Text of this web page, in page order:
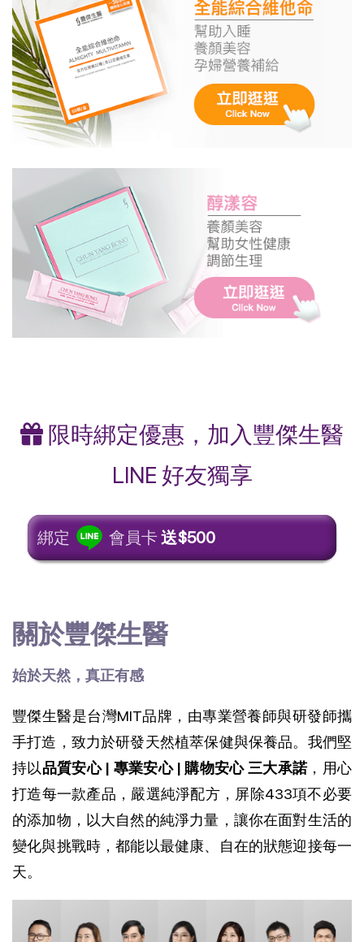
限時綁定優惠，加入豐傑生醫
LINE 好友獨享
綁定 會員卡送$500
關於豐傑生醫
始於天然，真正有感
豐傑生醫是台灣MIT品牌，由專業營養師與研發師攜
手打造，致力於研發天然植萃保健與保養品。我們堅
持以品質安心 | 專業安心 | 購物安心 三大承諾，用心
打造每一款產品， 嚴選純淨配方，屏除433項不必要
的添加物，以大自然的純淨力量，讓你在面對生活的
變化與挑戰時，都能以最健康、自在的狀態迎接每一
天。